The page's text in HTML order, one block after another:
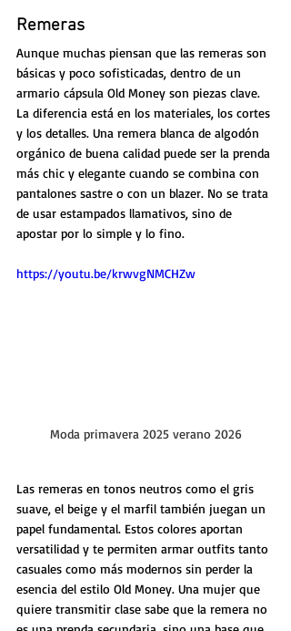
Remeras
Aunque muchas piensan que las remeras son
básicas y poco sofisticadas, dentro de un
armario cápsula Old Money son piezas clave.
La diferencia está en los materiales, los cortes
y los detalles. Una remera blanca de algodón
orgánico de buena calidad puede ser la prenda
más chic y elegante cuando se combina con
pantalones sastre o con un blazer. No se trata
de usar estampados llamativos, sino de
apostar por lo simple y lo fino.
https://youtu.be/krwvgNMCHZw
Moda primavera 2025 verano 2026
Las remeras en tonos neutros como el gris
suave, el beige y el marfil también juegan un
papel fundamental. Estos colores aportan
versatilidad y te permiten armar outfits tanto
casuales como más modernos sin perder la
esencia del estilo Old Money. Una mujer que
quiere transmitir clase sabe que la remera no